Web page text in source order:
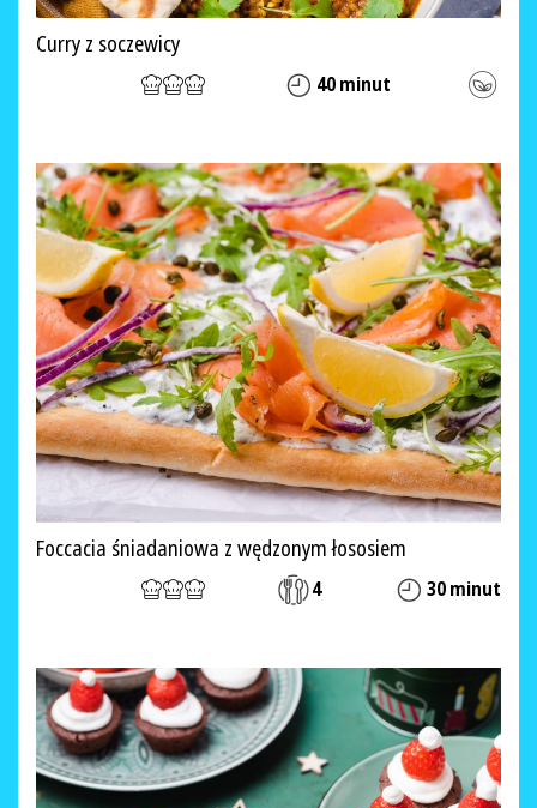
Curry z soczewicy
40 minut
Foccacia śniadaniowa z wędzonym łososiem
4 30 minut